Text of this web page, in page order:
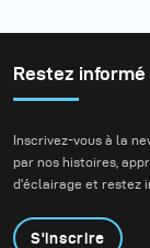
Restez informé
Inscrivez-vous à la
par nos histoires,
d'éclairage et restez
S'inscrire